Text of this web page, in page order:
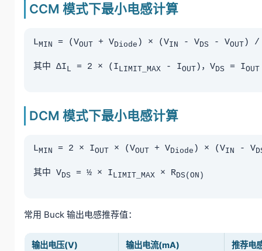
CCM 模式下最小电感计算
LMIN = (VOUT + VDiode ) × (VIN - VDS - VOUT ) /
其中 ΔI L = 2 × (I LIMIT_MAX - IOUT )，VDS = IOUT
DCM 模式下最小电感计算
LMIN = 2 × IOUT × (VOUT + VDiode ) × (VIN - V
其中 VDS = ½ × ILIMIT_MAX × RDS(ON)
常用 Buck 输出电感推荐值：
输出电压(V) 输出电流(mA) 推荐电